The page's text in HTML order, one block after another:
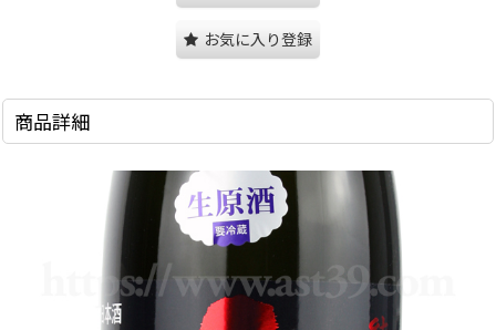
お気に入り登録
商品詳細